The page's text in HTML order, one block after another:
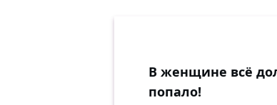
В женщине всё
попало!